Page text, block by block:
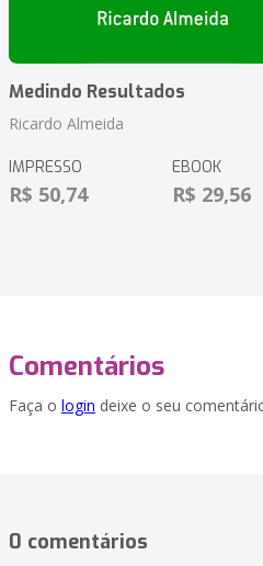
Medindo Resultados
Ricardo Almeida
IMPRESSO
R$ 50,74
EBOOK
R$ 29,56
Comentários
Faça o login deixe o seu
0 comentários